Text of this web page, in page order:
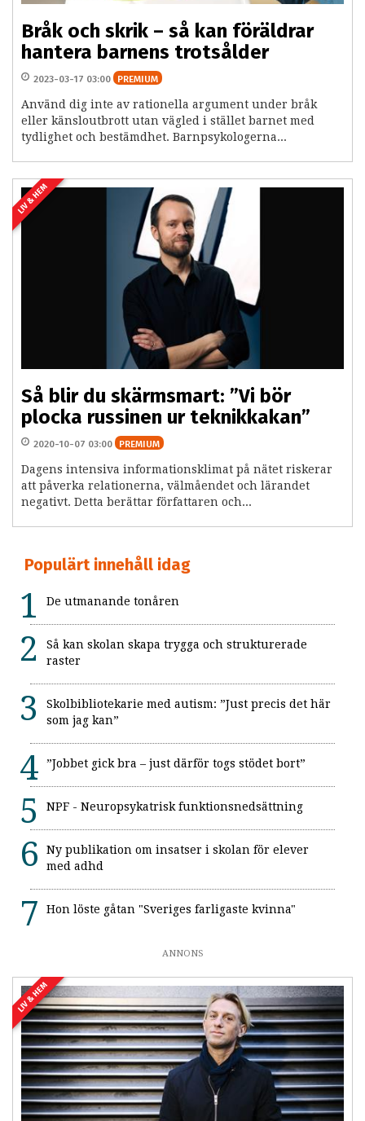
Bråk och skrik – så kan föräldrar
hantera barnens trotsålder
2023-03-17 03:00 PREMIUM
Använd dig inte av rationella argument under bråk
eller känsloutbrott utan vägled i stället barnet med
tydlighet och bestämdhet. Barnpsykologerna...
LIV & HEM
Så blir du skärmsmart: ”Vi bör
plocka russinen ur teknikkakan”
2020-10-07 03:00 PREMIUM
Dagens intensiva informationsklimat på nätet riskerar
att påverka relationerna, välmåendet och lärandet
negativt. Detta berättar författaren och...
Populärt innehåll idag
De utmanande tonåren
Så kan skolan skapa trygga och strukturerade
raster
Skolbibliotekarie med autism: ”Just precis det här
som jag kan”
”Jobbet gick bra – just därför togs stödet bort”
NPF - Neuropsykatrisk funktionsnedsättning
Ny publikation om insatser i skolan för elever
med adhd
Hon löste gåtan "Sveriges farligaste kvinna"
ANNONS
LIV & HEM